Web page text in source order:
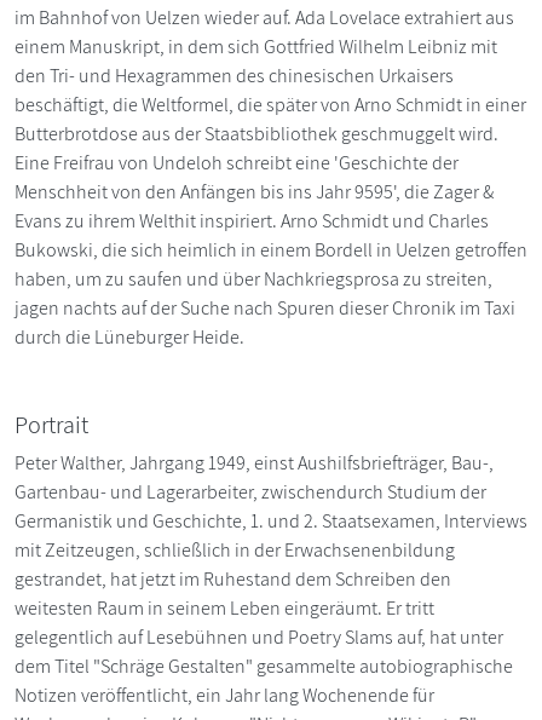
im Bahnhof von Uelzen wieder auf. Ada Lovelace extrahiert aus
einem Manuskript, in dem sich Gottfried Wilhelm Leibniz mit
den Tri- und Hexagrammen des chinesischen Urkaisers
beschäftigt, die Weltformel, die später von Arno Schmidt in einer
Butterbrotdose aus der Staatsbibliothek geschmuggelt wird.
Eine Freifrau von Undeloh schreibt eine 'Geschichte der
Menschheit von den Anfängen bis ins Jahr 9595', die Zager &
Evans zu ihrem Welthit inspiriert. Arno Schmidt und Charles
Bukowski, die sich heimlich in einem Bordell in Uelzen getroffen
haben, um zu saufen und über Nachkriegsprosa zu streiten,
jagen nachts auf der Suche nach Spuren dieser Chronik im Taxi
durch die Lüneburger Heide.
Portrait
Peter Walther, Jahrgang 1949, einst Aushilfsbriefträger, Bau-,
Gartenbau- und Lagerarbeiter, zwischendurch Studium der
Germanistik und Geschichte, 1. und 2. Staatsexamen, Interviews
mit Zeitzeugen, schließlich in der Erwachsenenbildung
gestrandet, hat jetzt im Ruhestand dem Schreiben den
weitesten Raum in seinem Leben eingeräumt. Er tritt
gelegentlich auf Lesebühnen und Poetry Slams auf, hat unter
dem Titel "Schräge Gestalten" gesammelte autobiographische
Notizen veröffentlicht, ein Jahr lang Wochenende für